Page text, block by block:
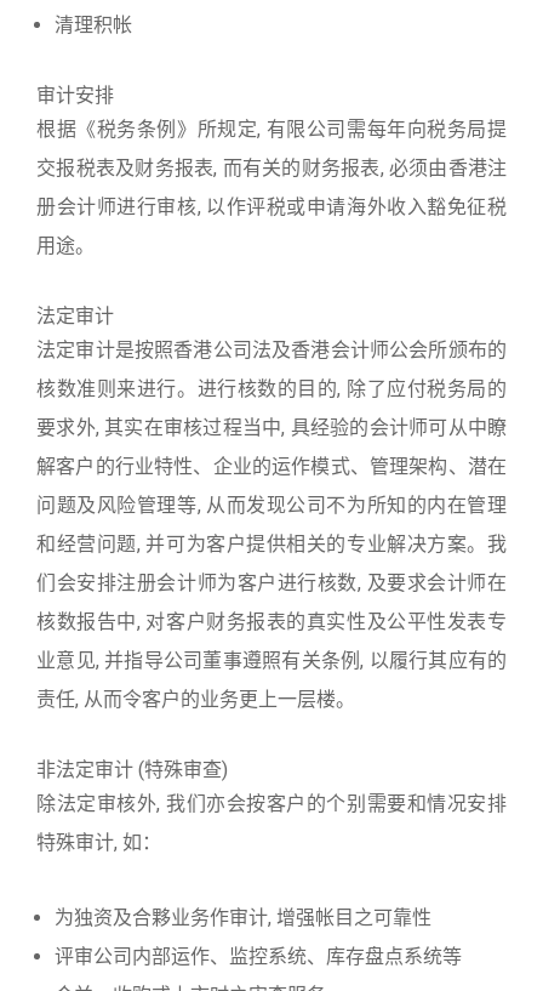
清理积帐
审计安排
根据《税务条例》所规定, 有限公司需每年向税务局提
交报税表及财务报表, 而有关的财务报表, 必须由香港注
册会计师进行审核, 以作评税或申请海外收入豁免征税
用途。
法定审计
法定审计是按照香港公司法及香港会计师公会所颁布的
核数准则来进行。进行核数的目的, 除了应付税务局的
要求外, 其实在审核过程当中, 具经验的会计师可从中瞭
解客户的行业特性、企业的运作模式、管理架构、潜在
问题及风险管理等, 从而发现公司不为所知的内在管理
和经营问题, 并可为客户提供相关的专业解决方案。我
们会安排注册会计师为客户进行核数, 及要求会计师在
核数报告中, 对客户财务报表的真实性及公平性发表专
业意见, 并指导公司董事遵照有关条例, 以履行其应有的
责任, 从而令客户的业务更上一层楼。
非法定审计 (特殊审查)
除法定审核外, 我们亦会按客户的个别需要和情况安排
特殊审计, 如：
为独资及合夥业务作审计, 增强帐目之可靠性
评审公司内部运作、监控系统、库存盘点系统等